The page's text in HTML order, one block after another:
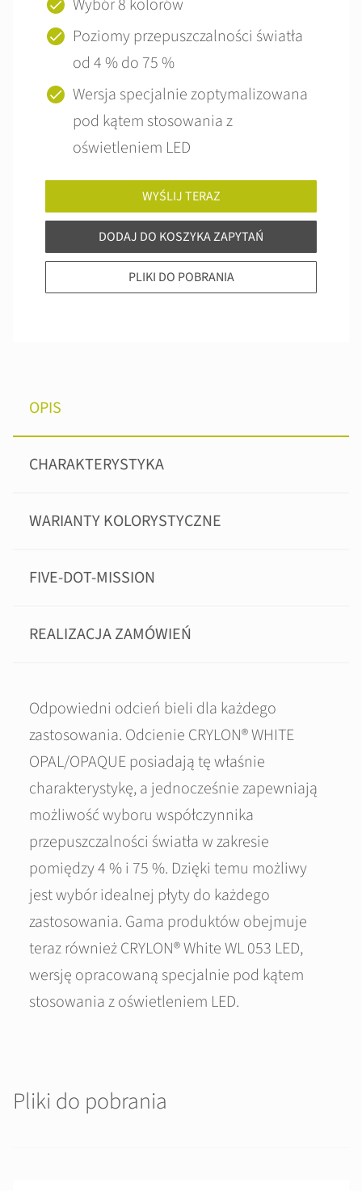
Wybór 8 kolorów
Poziomy przepuszczalności światła
od 4 % do 75 %
Wersja specjalnie zoptymalizowana
pod kątem stosowania z
oświetleniem LED
WYŚLIJ TERAZ
DODAJ DO KOSZYKA ZAPYTAŃ
PLIKI DO POBRANIA
OPIS
CHARAKTERYSTYKA
WARIANTY KOLORYSTYCZNE
FIVE-DOT-MISSION
REALIZACJA ZAMÓWIEŃ
Odpowiedni odcień bieli dla każdego
zastosowania. Odcienie CRYLON® WHITE
OPAL/OPAQUE posiadają tę właśnie
charakterystykę, a jednocześnie zapewniają
możliwość wyboru współczynnika
przepuszczalności światła w zakresie
pomiędzy 4 % i 75 %. Dzięki temu możliwy
jest wybór idealnej płyty do każdego
zastosowania. Gama produktów obejmuje
teraz również CRYLON® White WL 053 LED,
wersję opracowaną specjalnie pod kątem
stosowania z oświetleniem LED.
Pliki do pobrania